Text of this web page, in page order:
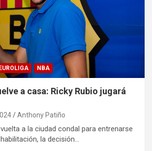
EUROLIGA NBA
a casa: Ricky Rubio jugará
Anthony Patiño
a la ciudad condal para entrenarse
la decisión…